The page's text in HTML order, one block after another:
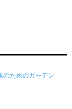
のためのガーデン